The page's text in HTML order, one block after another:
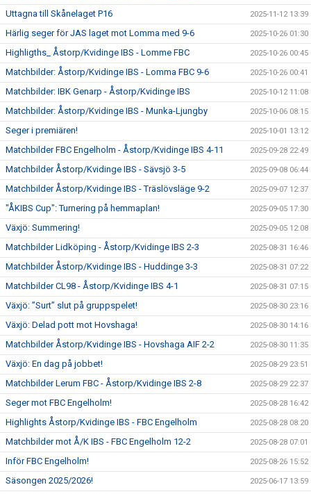
Uttagna till Skånelaget P16 2025-11-12 13:39
Härlig seger för JAS laget mot Lomma med 9-6 2025-10-26 01:30
Highligths_ Åstorp/Kvidinge IBS - Lomme FBC 2025-10-26 00:45
Matchbilder: Åstorp/Kvidinge IBS - Lomma FBC 9-6 2025-10-26 00:41
Matchbilder: IBK Genarp - Åstorp/Kvidinge IBS 2025-10-12 11:08
Matchbilder: Åstorp/Kvidinge IBS - Munka-Ljungby 2025-10-06 08:15
Seger i premiären! 2025-10-01 13:12
Matchbilder FBC Engelholm - Åstorp/Kvidinge IBS 4-11 2025-09-28 22:49
Matchbilder Åstorp/Kvidinge IBS - Sävsjö 3-5 2025-09-08 06:44
Matchbilder Åstorp/Kvidinge IBS - Träslövsläge 9-2 2025-09-07 12:37
"ÅKIBS Cup": Turnering på hemmaplan! 2025-09-05 17:30
Växjö: Summering! 2025-09-05 12:08
Matchbilder Lidköping - Åstorp/Kvidinge IBS 2-3 2025-08-31 16:46
Matchbilder Åstorp/Kvidinge IBS - Huddinge 3-3 2025-08-31 07:22
Matchbilder CL98 - Åstorp/Kvidinge IBS 4-1 2025-08-31 07:15
Växjö: ”Surt” slut på gruppspelet! 2025-08-30 23:16
Växjö: Delad pott mot Hovshaga! 2025-08-30 14:16
Matchbilder Åstorp/Kvidinge IBS - Hovshaga AIF 2-2 2025-08-30 11:35
Växjö: En dag på jobbet! 2025-08-29 23:51
Matchbilder Lerum FBC - Åstorp/Kvidinge IBS 2-8 2025-08-29 22:37
Seger mot FBC Engelholm! 2025-08-28 16:42
Highlights Åstorp/Kvidinge IBS - FBC Engelholm 2025-08-28 08:20
Matchbilder mot Å/K IBS - FBC Engelholm 12-2 2025-08-28 07:01
Inför FBC Engelholm! 2025-08-26 15:52
Säsongen 2025/2026! 2025-06-17 13:59